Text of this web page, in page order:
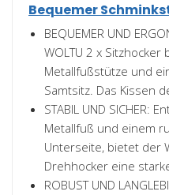
Bequemer
BEQUEMER UND
WOLTU 2 x
Metallfußstütze und
Samtsitz. Das Kissen
STABIL UND SICHER:
Metallfuß und einem
Unterseite, bietet der
Drehhocker eine
ROBUST UND